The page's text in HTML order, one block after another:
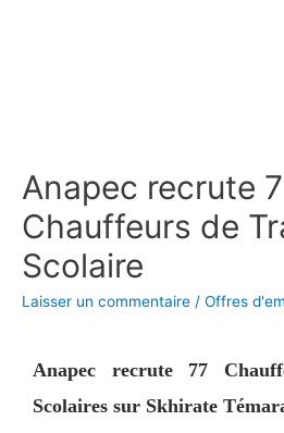
Anapec recrute
Chauffeurs de
Scolaire
Laisser un commentaire / Offres
Anapec recrute 77
Scolaires sur Skhirate